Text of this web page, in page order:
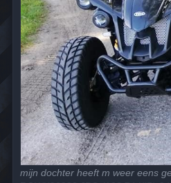
mijn dochter heeft m weer eens